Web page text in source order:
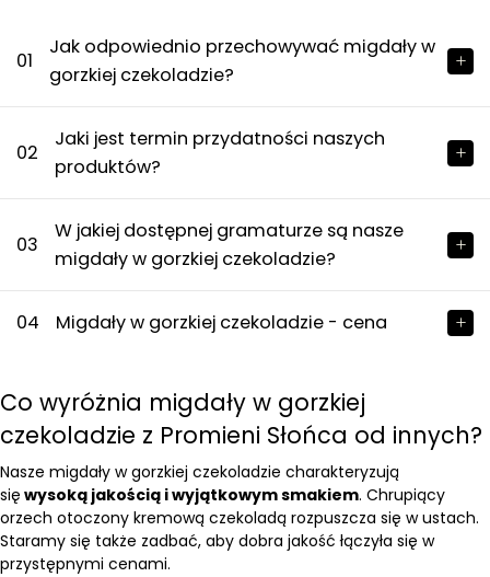
01
Jak odpowiednio przechowywać migdały w
gorzkiej czekoladzie?
02
Jaki jest termin przydatności naszych
produktów?
03
W jakiej dostępnej gramaturze są nasze
migdały w gorzkiej czekoladzie?
04 Migdały w gorzkiej czekoladzie - cena
Co wyróżnia migdały w gorzkiej
czekoladzie z Promieni Słońca od innych?
Nasze migdały w gorzkiej czekoladzie charakteryzują
się wysoką jakością i wyjątkowym smakiem. Chrupiący
orzech otoczony kremową czekoladą rozpuszcza się w ustach.
Staramy się także zadbać, aby dobra jakość łączyła się w
przystępnymi cenami.